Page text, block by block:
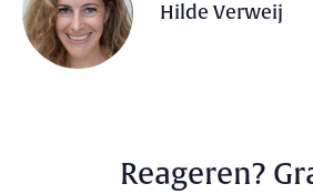
Hilde Verweij
Reageren?